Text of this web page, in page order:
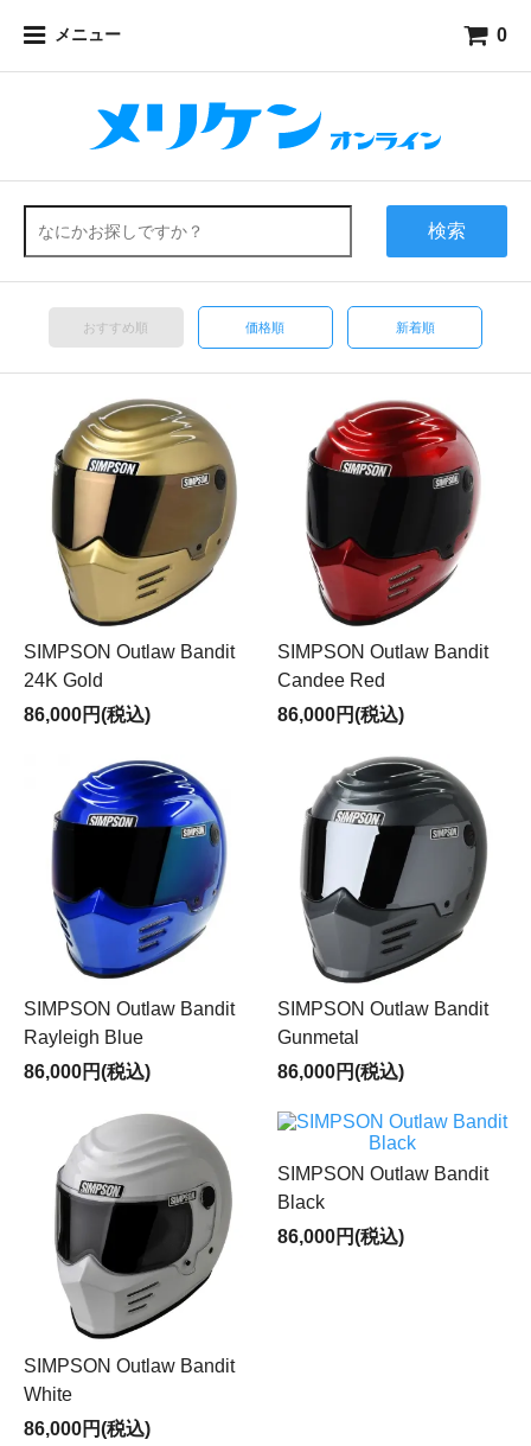
メニュー 0
検索
おすすめ順 価格順 新着順
SIMPSON Outlaw Bandit
24K Gold
86,000円(税込)
SIMPSON Outlaw Bandit
Candee Red
86,000円(税込)
SIMPSON Outlaw Bandit
Rayleigh Blue
86,000円(税込)
SIMPSON Outlaw Bandit
Gunmetal
86,000円(税込)
SIMPSON Outlaw Bandit
White
86,000円(税込)
SIMPSON Outlaw Bandit
Black
86,000円(税込)